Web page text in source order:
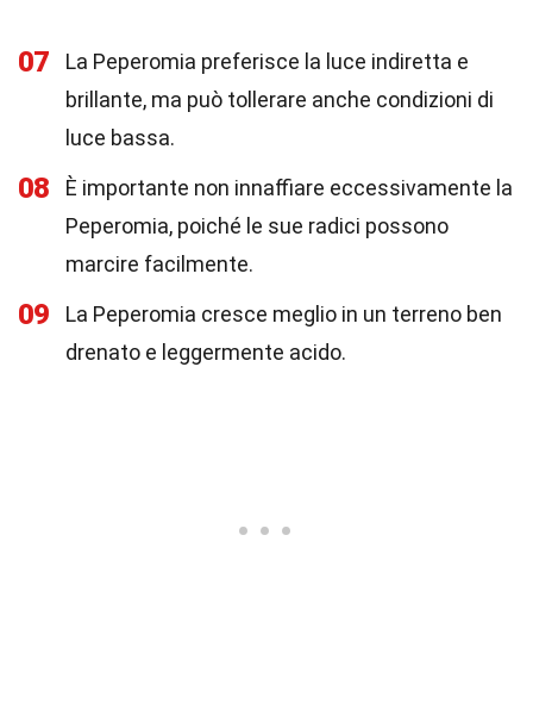
07
La Peperomia preferisce la luce indiretta e
brillante, ma può tollerare anche condizioni di
luce bassa.
08
È importante non innaffiare eccessivamente la
Peperomia, poiché le sue radici possono
marcire facilmente.
09
La Peperomia cresce meglio in un terreno ben
drenato e leggermente acido.